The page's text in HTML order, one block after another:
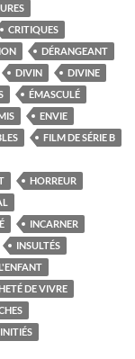
CRITIQUES
DÉRANGEANT
DIVIN
DIVINE
ÉMASCULÉ
ENVIE
FILM DE SÉRIE B
HORREUR
INCARNER
INSULTÉS
DE VIVRE